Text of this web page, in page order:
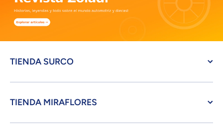
TIENDA SURCO
TIENDA MIRAFLORES